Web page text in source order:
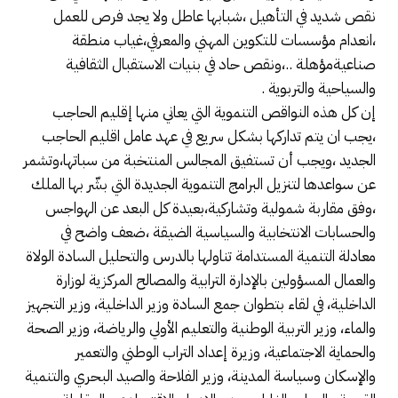
نقص شديد في التأهيل ،شبابها عاطل ولا يجد فرص للعمل
،انعدام مؤسسات للتكوين المهني والمعرفي،غياب منطقة
صناعيةمؤهلة ..،ونقص حاد في بنيات الاستقبال الثقافية
والسياحية والتربوية .
إن كل هذه النواقص التنموية التي يعاني منها إقليم الحاجب
،يجب ان يتم تداركها بشكل سريع في عهد عامل اقليم الحاجب
الجديد ،ويجب أن تستفيق المجالس المنتخبة من سباتها،وتشمر
عن سواعدها لتنزيل البرامج التنموية الجديدة التي بشّر بها الملك
،وفق مقاربة شمولية وتشاركية،بعيدة كل البعد عن الهواجس
والحسابات الانتخابية والسياسية الضيقة ،ضعف واضح في
معادلة التنمية المستدامة تناولها بالدرس والتحليل السادة الولاة
والعمال المسؤولين بالإدارة الترابية والمصالح المركزية لوزارة
الداخلية، في لقاء بتطوان جمع السادة وزير الداخلية، وزير التجهيز
والماء، وزير التربية الوطنية والتعليم الأولي والرياضة، وزير الصحة
والحماية الاجتماعية، وزيرة إعداد التراب الوطني والتعمير
والإسكان وسياسة المدينة، وزير الفلاحة والصيد البحري والتنمية